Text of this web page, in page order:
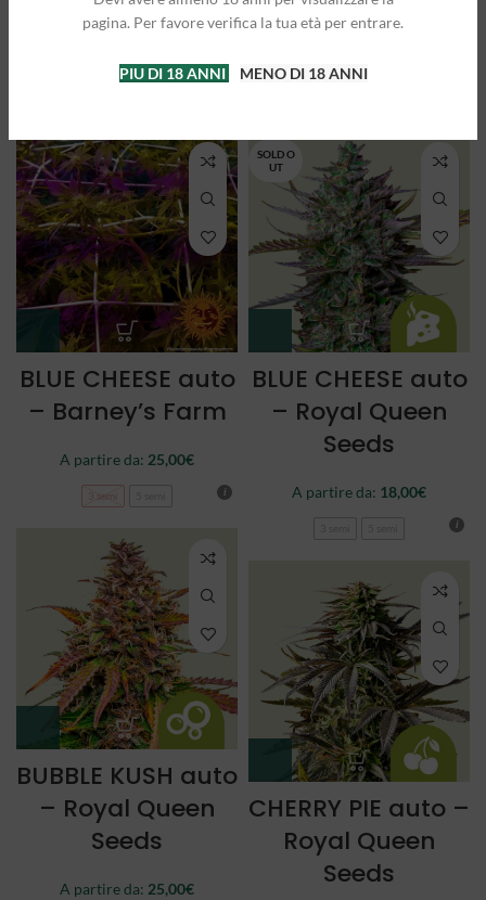
pagina. Per favore verifica la tua età per entrare.
PIU DI 18 ANNI MENO DI 18 ANNI
Queen Seeds
A partire da:25,00€
Queen Seeds
BLUE CHEESE auto
– Barney’s Farm
A partire da: 25,00€
3 semi
SOLD O
UT
BLUE CHEESE auto
– Royal Queen
Seeds
A partire da: 18,00€
BUBBLE KUSH auto
– Royal Queen
Seeds
A partire da: 25,00€
CHERRY PIE auto –
Royal Queen
Seeds